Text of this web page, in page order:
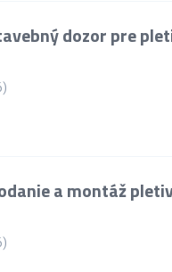
dozor pre
a montáž